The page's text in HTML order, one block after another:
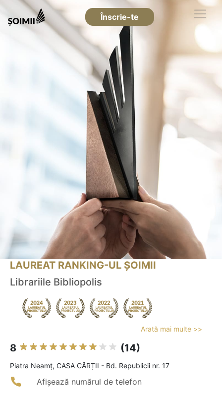
Înscrie-te
LAUREAT RANKING-UL ȘOIMII
Librariile Bibliopolis
Arată mai multe >>
8 (14)
Piatra Neamţ, CASA CĂRȚII - Bd. Republicii nr. 17
Afișează numărul de telefon